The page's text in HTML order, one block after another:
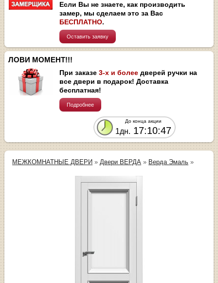
Если Вы не знаете, как производить
замер, мы сделаем это за Вас
БЕСПЛАТНО.
Оставить заявку
ЛОВИ МОМЕНТ!!!
При заказе3-х и более дверей ручки на
все двери в подарок! Доставка
бесплатная!
Подробнее
До конца акции
1дн. 17:10:47
МЕЖКОМНАТНЫЕ ДВЕРИ » Двери ВЕРДА » Верда Эмаль »